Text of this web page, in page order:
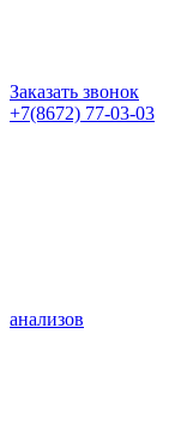
Заказать звонок
+7(8672) 77-03-03
анализов